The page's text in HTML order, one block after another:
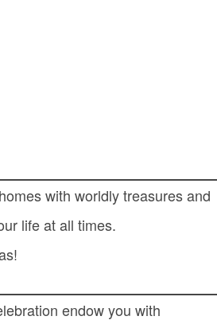
with worldly treasures and
life at all times.
endow you with